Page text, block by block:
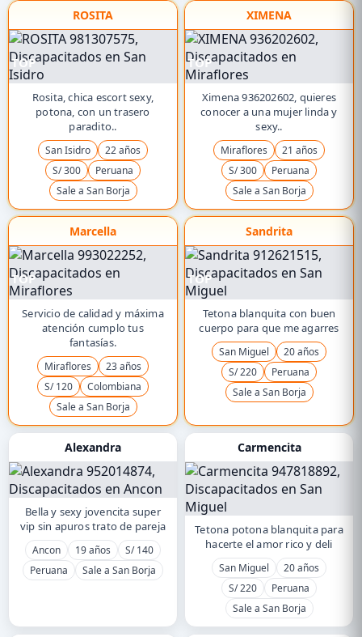
ROSITA
TOP
Rosita, chica escort sexy,
potona, con un trasero
paradito..
San Isidro
22 años
S/ 300
Peruana
Sale a San Borja
XIMENA
TOP
Ximena 936202602, quieres
conocer a una mujer linda y
sexy..
Miraflores
21 años
S/ 300
Peruana
Sale a San Borja
Marcella
TOP
Servicio de calidad y máxima
atención cumplo tus
fantasías.
Miraflores
23 años
S/ 120
Colombiana
Sale a San Borja
Sandrita
TOP
Tetona blanquita con buen
cuerpo para que me agarres
San Miguel
20 años
S/ 220
Peruana
Sale a San Borja
Alexandra
Bella y sexy jovencita super
vip sin apuros trato de pareja
Ancon 19 años
S/ 140
Peruana
Sale a San Borja
Carmencita
Tetona potona blanquita para
hacerte el amor rico y deli
San Miguel
20 años
S/ 220
Peruana
Sale a San Borja